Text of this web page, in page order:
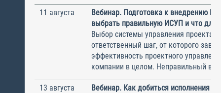
11 августа
Вебинар. Подготовка к внедрению
выбрать правильную ИСУП и что для
Выбор системы управления
ответственный шаг, от которого
эффективность проектного
компании в целом. Неправильный
13 августа
Вебинар. Как добиться исполнения